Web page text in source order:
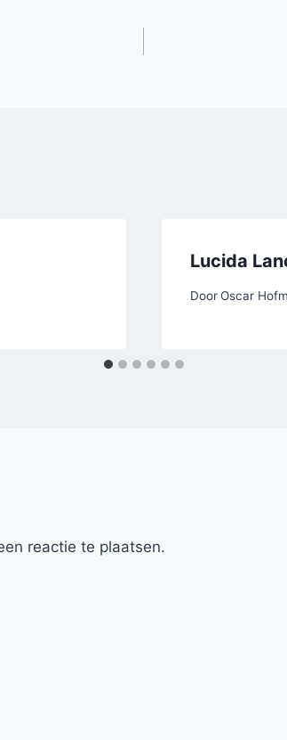
Lucida
DoorOscar
reactie te plaatsen.